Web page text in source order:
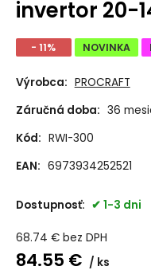
invertor 20-
- 11% NOVINKA
Výrobca: PROCRAFT
Záručná doba: 36
Kód: RWI-300
EAN: 6973934252521
Dostupnosť: 1-3 dni
68.74 € bez DPH
84.55 €
ks